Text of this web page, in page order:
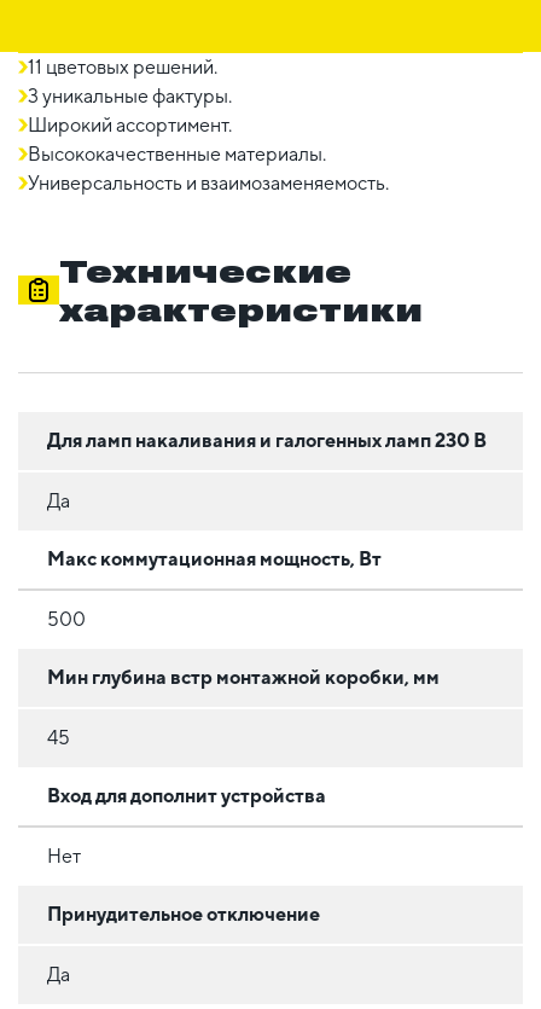
11 цветовых решений.
3 уникальные фактуры.
Широкий ассортимент.
Высококачественные материалы.
Универсальность и взаимозаменяемость.
Технические
характеристики
Для ламп накаливания и галогенных ламп 230 В
Да
Макс коммутационная мощность, Вт
500
Мин глубина встр монтажной коробки, мм
45
Вход для дополнит устройства
Нет
Принудительное отключение
Да